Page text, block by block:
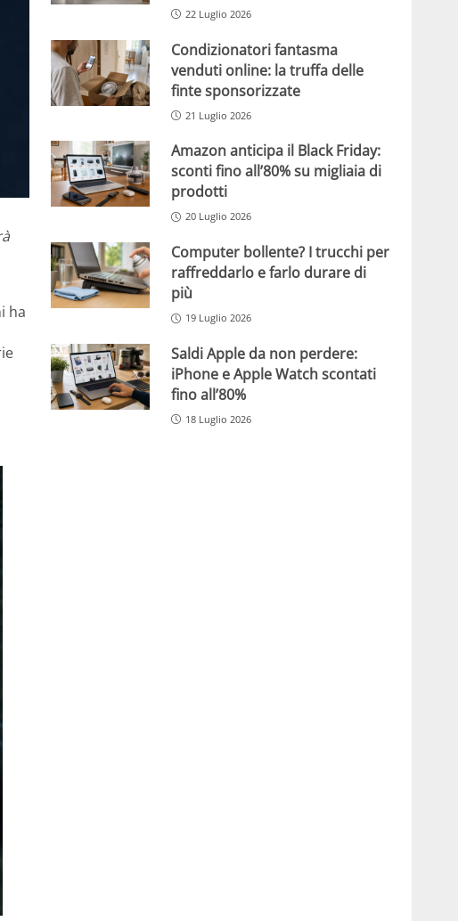
ha
22 Luglio 2026
Condizionatori fantasma
venduti online: la truffa delle
finte sponsorizzate
21 Luglio 2026
Amazon anticipa il Black Friday:
sconti fino all’80% su migliaia di
prodotti
20 Luglio 2026
Computer bollente? I trucchi per
raffreddarlo e farlo durare di
più
19 Luglio 2026
Saldi Apple da non perdere:
iPhone e Apple Watch scontati
fino all’80%
18 Luglio 2026